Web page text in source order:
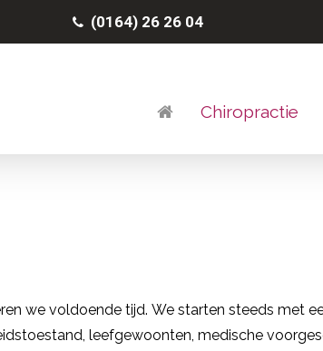
(0164) 26 26 04
Chiropractie
we voldoende tijd. We starten steeds met
leefgewoonten, medische